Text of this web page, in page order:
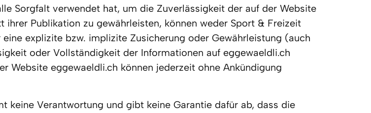
Sorgfalt verwendet hat, um die Zuverlässigkeit der auf der Website
Publikation zu gewährleisten, können weder Sport & Freizeit
explizite bzw. implizite Zusicherung oder Gewährleistung (auch
oder Vollständigkeit der Informationen auf eggewaeldli.ch
Website eggewaeldli.ch können jederzeit ohne Ankündigung
keine Verantwortung und gibt keine Garantie dafür ab, dass die